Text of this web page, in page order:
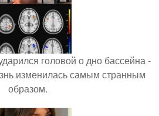
головой о дно бассейна -
изменилась самым странным
образом.